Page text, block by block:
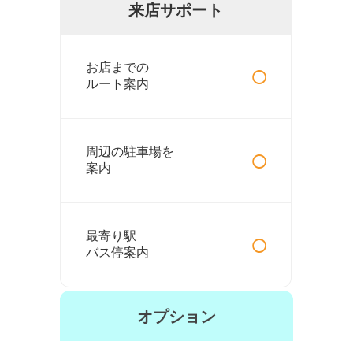
来店サポート
お店までの
ルート案内
○
周辺の駐車場を
案内
○
最寄り駅
バス停案内
○
オプション